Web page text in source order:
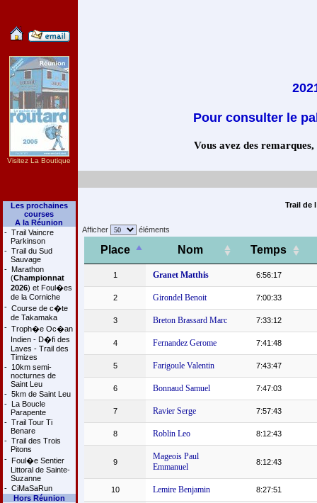
Visitez La Boutique
Les prochaines
courses
A la Réunion
- Trail Vaincre
Parkinson
- Trail du Sud
Sauvage
- Marathon
(Championnat
2026) et Foul�es
de la Corniche
- Course de c�te
de Takamaka
- Troph�e Oc�an
Indien - D�fi des
Laves - Trail des
Timizes
- 10km semi-
nocturnes de
Saint Leu
- 5km de Saint Leu
- La Boucle
Parapente
- Trail Tour Ti
Benare
- Trail des Trois
Pitons
- Foul�e Sentier
Littoral de Sainte-
Suzanne
- CiMaSaRun
Hors Réunion
Pour consulter le
Vous avez des
Trail de
Afficher éléments
Place Nom Temps
1 Granet Matthis 6:56:17
2 Girondel Benoit 7:00:33
3 Breton Brassard Marc 7:33:12
4 Fernandez Gerome 7:41:48
5 Farigoule Valentin 7:43:47
6 Bonnaud Samuel 7:47:03
7 Ravier Serge 7:57:43
8 Roblin Leo 8:12:43
9
Mageois Paul
Emmanuel
8:12:43
10 Lemire Benjamin 8:27:51